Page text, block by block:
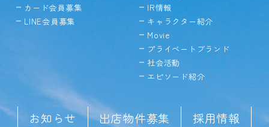
カード会員募集
LINE会員募集
IR情報
キャラクター紹介
Movie
プライベートブランド
社会活動
エピソード紹介
お知らせ 出店物件募集
採用情報